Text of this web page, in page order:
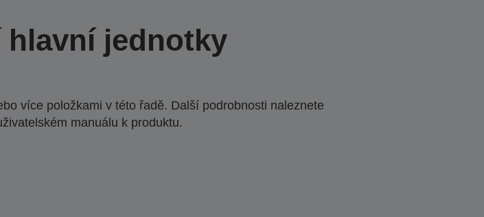
jednotky
více položkami v této řadě. Další podrobnosti naleznete
manuálu k produktu.